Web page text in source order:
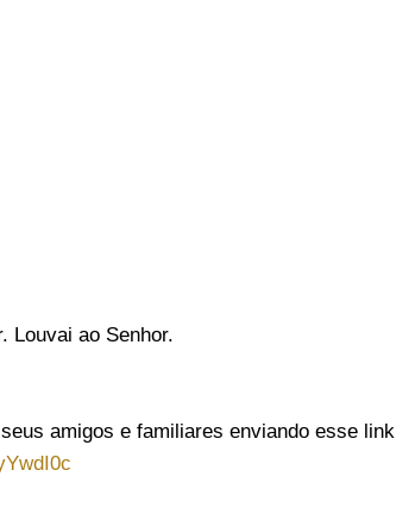
Louvai ao Senhor.
amigos e familiares enviando esse link